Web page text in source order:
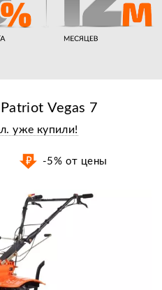
Vegas 7
уже купили!
-5% от цены